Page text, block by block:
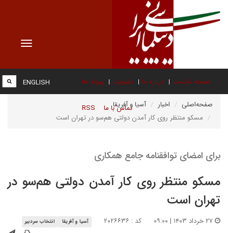
Toggle
صفحه نخست درباره ما عضویت پیوند ها
تماس با ما RSS
ENGLISH
صفحه‌اصلی اخبار
آسیا و آفریقا
مسکو منتظر روی کار آمدن دولتی هم‌سو در تهران است
برای امضای توافقنامه جامع همکاری
مسکو منتظر روی کار آمدن دولتی هم‌سو در
تهران است
کد : ۲۰۲۶۶۳۶ آسیا و آفریقا انتخاب سردبیر